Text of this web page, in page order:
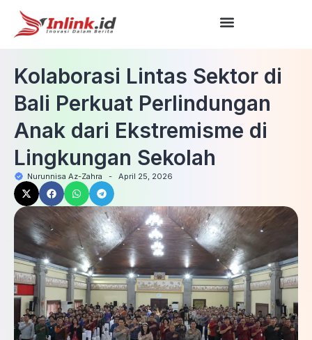
Kolaborasi Lintas Sektor di
Bali Perkuat Perlindungan
Anak dari Ekstremisme di
Lingkungan Sekolah
Nurunnisa Az-Zahra - April 25, 2026